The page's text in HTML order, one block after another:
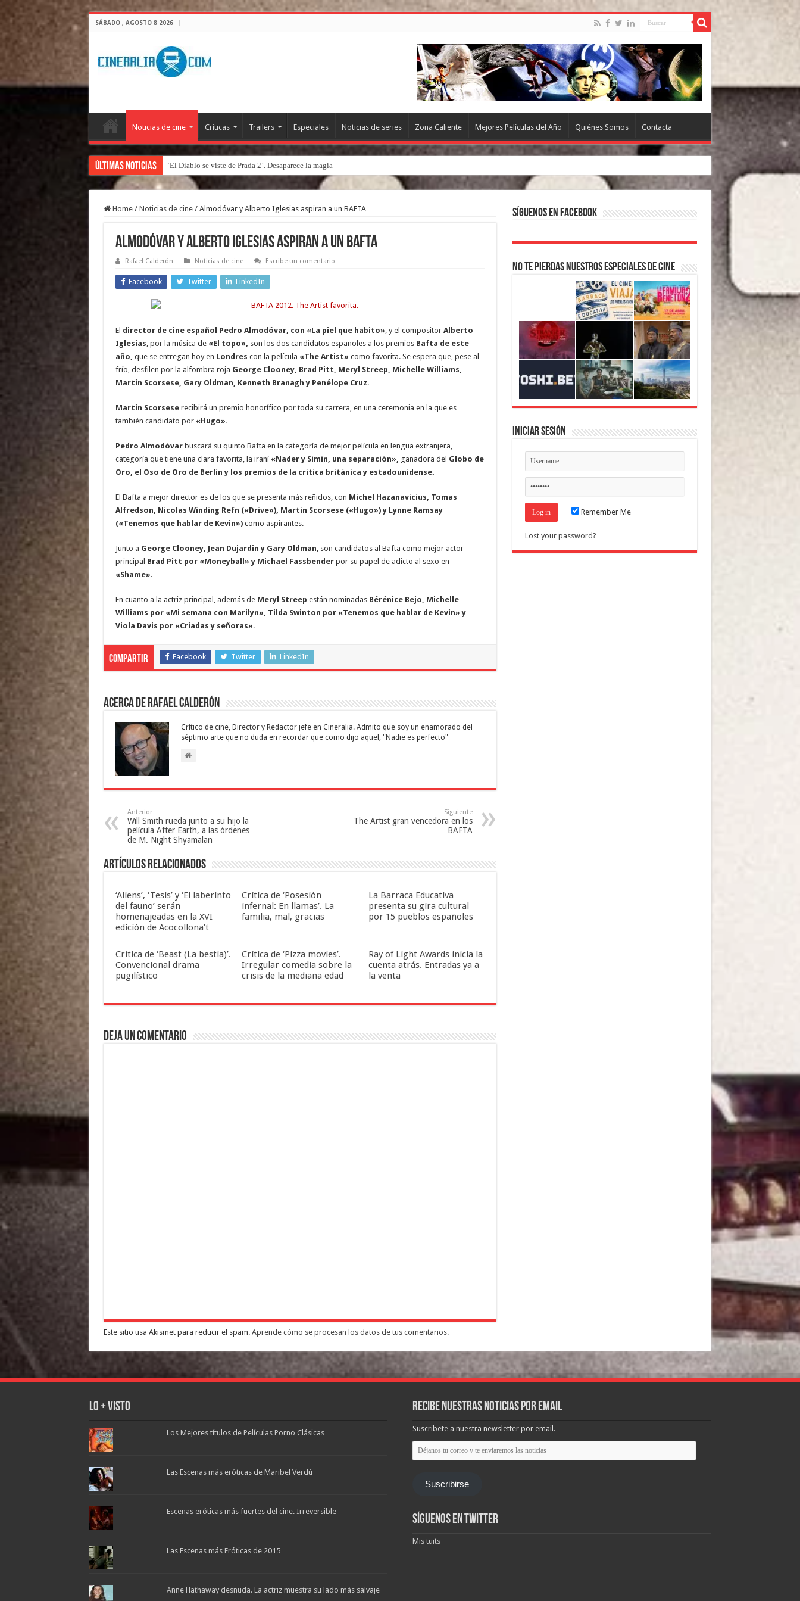
SÁBADO , AGOSTO 8 2026
Noticias de cine Críticas Trailers Especiales Noticias de series Zona Caliente Mejores Películas del Año Quiénes Somos Contacta
Últimas Noticias ‘El Diablo se viste de Prada 2’. Desaparece la magia
Home / Noticias de cine / Almodóvar y Alberto Iglesias aspiran a un BAFTA
Almodóvar y Alberto Iglesias aspiran a un BAFTA
Rafael Calderón Noticias de cine Escribe un comentario
Facebook Twitter LinkedIn
El director de cine español Pedro Almodóvar, con «La piel que habito», y el compositor Alberto
Iglesias, por la música de«El topo», son los dos candidatos españoles a los premios Bafta de este
año, que se entregan hoy en Londres con la película «The Artist» como favorita. Se espera que, pese al
frío, desfilen por la alfombra roja George Clooney, Brad Pitt, Meryl Streep, Michelle Williams,
Martin Scorsese, Gary Oldman, Kenneth Branagh y Penélope Cruz.
Martin Scorseserecibirá un premio honorífico por toda su carrera, en una ceremonia en la que es
también candidato por«Hugo».
Pedro Almodóvarbuscará su quinto Bafta en la categoría de mejor película en lengua extranjera,
categoría que tiene una clara favorita, la iraní «Nader y Simin, una separación», ganadora del Globo de
Oro, el Oso de Oro de Berlín y los premios de la crítica británica y estadounidense.
El Bafta a mejor director es de los que se presenta más reñidos, con Michel Hazanavicius, Tomas
Alfredson, Nicolas Winding Refn («Drive»), Martin Scorsese («Hugo») y Lynne Ramsay
(«Tenemos que hablar de Kevin»)como aspirantes.
Junto a George Clooney, Jean Dujardin y Gary Oldman, son candidatos al Bafta como mejor actor
principal Brad Pitt por «Moneyball» y Michael Fassbenderpor su papel de adicto al sexo en
«Shame».
En cuanto a la actriz principal, además de Meryl Streep están nominadas Bérénice Bejo, Michelle
Williams por «Mi semana con Marilyn», Tilda Swinton por «Tenemos que hablar de Kevin» y
Viola Davis por «Criadas y señoras».
Compartir Facebook Twitter LinkedIn
Acerca de Rafael Calderón
Crítico de cine, Director y Redactor jefe en Cineralia. Admito que soy un enamorado del
séptimo arte que no duda en recordar que como dijo aquel, "Nadie es perfecto"
Anterior
Will Smith rueda junto a su hijo la
película After Earth, a las órdenes
de M. Night Shyamalan
Siguiente
The Artist gran vencedora en los
BAFTA
Artículos relacionados
‘Aliens’, ‘Tesis’ y ‘El laberinto
del fauno’ serán
homenajeadas en la XVI
edición de Acocollona’t
Crítica de ‘Posesión
infernal: En llamas’. La
familia, mal, gracias
La Barraca Educativa
presenta su gira cultural
por 15 pueblos españoles
Crítica de ‘Beast (La bestia)’.
Convencional drama
pugilístico
Crítica de ‘Pizza movies’.
Irregular comedia sobre la
crisis de la mediana edad
Ray of Light Awards inicia la
cuenta atrás. Entradas ya a
la venta
Deja un comentario
Este sitio usa Akismet para reducir el spam. Aprende cómo se procesan los datos de tus comentarios.
Síguenos en Facebook
No te pierdas nuestros Especiales de Cine
Iniciar Sesión
Remember Me
Lost your password?
Lo + Visto
Los Mejores títulos de Películas Porno Clásicas
Las Escenas más eróticas de Maribel Verdú
Escenas eróticas más fuertes del cine. Irreversible
Las Escenas más Eróticas de 2015
Anne Hathaway desnuda. La actriz muestra su lado más salvaje
Recibe nuestras noticias por email
Suscribete a nuestra newsletter por email.
Déjanos
tu
correo
enviaremos
Suscribirse
Síguenos en Twitter
Mis tuits